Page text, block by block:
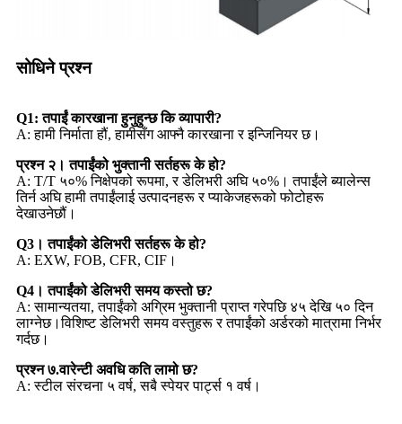
सोधिने प्रश्न
Q1: तपाईं कारखाना हुनुहुन्छ कि व्यापारी?
A: हामी निर्माता हौं, हामीसँग आफ्नै कारखाना र इन्जिनियर छ।
प्रश्न २। तपाईंको भुक्तानी सर्तहरू के हो?
A: T/T ५०% निक्षेपको रूपमा, र डेलिभरी अघि ५०%। तपाईंले ब्यालेन्स
तिर्न अघि हामी तपाईंलाई उत्पादनहरू र प्याकेजहरूको फोटोहरू
देखाउनेछौं।
Q3। तपाईंको डेलिभरी सर्तहरू के हो?
A: EXW, FOB, CFR, CIF।
Q4। तपाईंको डेलिभरी समय कस्तो छ?
A: सामान्यतया, तपाईंको अग्रिम भुक्तानी प्राप्त गरेपछि ४५ देखि ५० दिन
लाग्नेछ।विशिष्ट डेलिभरी समय वस्तुहरू र तपाईंको अर्डरको मात्रामा निर्भर
गर्दछ।
प्रश्न ७.वारेन्टी अवधि कति लामो छ?
A: स्टील संरचना ५ वर्ष, सबै स्पेयर पार्ट्स १ वर्ष।